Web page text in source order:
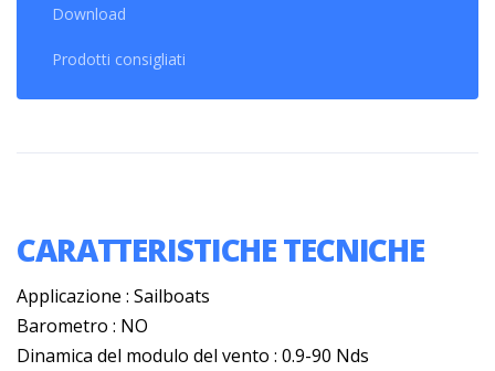
Download
Prodotti consigliati
CARATTERISTICHE TECNICHE
Applicazione : Sailboats
Barometro : NO
Dinamica del modulo del vento : 0.9-90 Nds